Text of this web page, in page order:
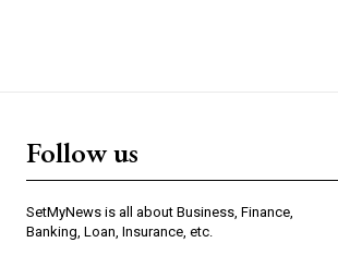
Follow us
SetMyNews is all about Business, Finance,
Banking, Loan, Insurance, etc.